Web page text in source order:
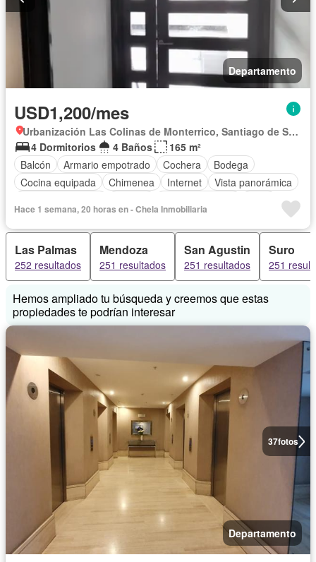
Departamento
USD1,200/mes
Urbanización Las Colinas de Monterrico, Santiago de Surco
4 Dormitorios
4 Baños
165 m²
Balcón
Armario empotrado Cochera
Bodega
Cocina equipada
Chimenea Internet
Vista panorámica
Área infantil
Vigilante
Acceso para personas con discapacidad
Jardín
Barbacoa
Gimnasio Ascensor Seguridad
Piscina
Permite mascotas
Permite niños Sin amoblar
Hace 1 semana, 20 horas en - Chela Inmobiliaria
Las Palmas
252 resultados
Mendoza
251 resultados
San Agustin
251 resultados
Suro
251
Hemos ampliado tu búsqueda y creemos que estas
propiedades te podrían interesar
37fotos
Departamento